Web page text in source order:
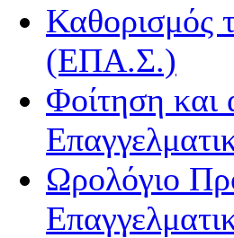
Καθορισμός
(ΕΠΑ.Σ.)
Φοίτηση
Ωρολόγιο